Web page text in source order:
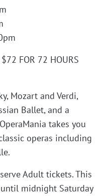
$72 FOR 72 HOURS
Mozart and Verdi,
Ballet, and a
takes you
operas including
Adult tickets. This
midnight Saturday